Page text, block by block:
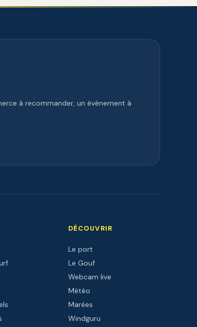
à recommander, un évènement à
DÉCOUVRIR
Le port
Le Gouf
Webcam live
Météo
Marées
Windguru